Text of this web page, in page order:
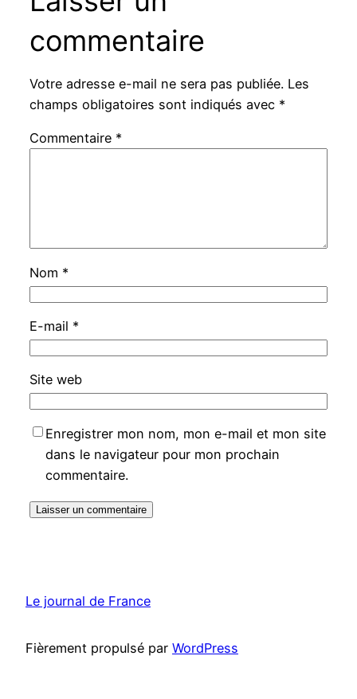
commentaire
Votre adresse e-mail ne sera pas publiée. Les
champs obligatoires sont indiqués avec *
Commentaire *
Nom *
E-mail *
Site web
Enregistrer mon nom, mon e-mail et mon site
dans le navigateur pour mon prochain
commentaire.
Le journal de France
Fièrement propulsé par WordPress